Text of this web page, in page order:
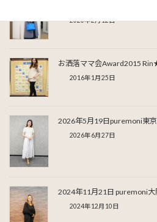
2020年2月12日
お洒落ママ会Award2015
2016年1月25日
2026年5月19日puremoni東
2026年6月27日
2024年11月21日 puremoni大
2024年12月10日